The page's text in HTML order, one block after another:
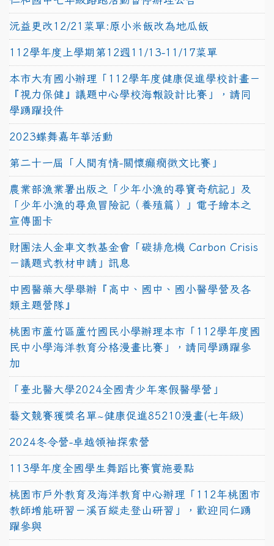
沅益更改12/21菜單:原小米飯改為地瓜飯
112學年度上學期第12週11/13-11/17菜單
本市大有國小辦理「112學年度健康促進學校計畫－
『視力保健』議題中心學校海報設計比賽」，請同
學踴躍投件
2023蝶舞嘉年華活動
第二十一屆「人間有情-關懷癲癇徵文比賽」
農業部漁業署出版之「少年小漁的尋寶奇航記」及
「少年小漁的尋魚冒險記（養殖篇）」電子繪本之
宣傳圖卡
財團法人金車文教基金會「碳排危機 Carbon Crisis
－議題式教材申請」訊息
中國醫藥大學舉辦『高中、國中、國小醫學營及各
類主題營隊』
桃園市蘆竹區蘆竹國民小學辦理本市「112學年度國
民中小學海洋教育分格漫畫比賽」，請同學踴躍參
加
「臺北醫大學2024全國青少年寒假醫學營」
藝文競賽獲獎名單~健康促進85210漫畫(七年級)
2024冬令營-卓越領袖探索營
113學年度全國學生舞蹈比賽實施要點
桃園市戶外教育及海洋教育中心辦理「112年桃園市
教師增能研習－溪百縱走登山研習」，歡迎同仁踴
躍參與